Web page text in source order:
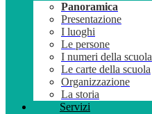
Panoramica
Presentazione
I luoghi
Le persone
I numeri della scuola
Le carte della scuola
Organizzazione
La storia
Servizi